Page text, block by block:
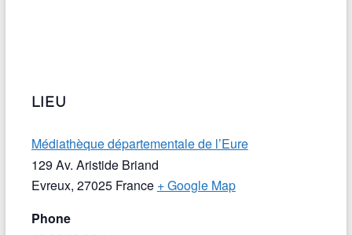
LIEU
Médiathèque départementale de l’Eure
129 Av. Aristide Briand
Evreux, 27025 France + Google Map
Phone